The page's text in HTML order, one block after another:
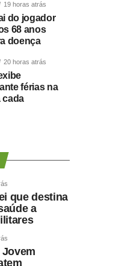
19 horas atrás
do jogador
68 anos
doença
20 horas atrás
férias na
cada
que destina
a
Jovem